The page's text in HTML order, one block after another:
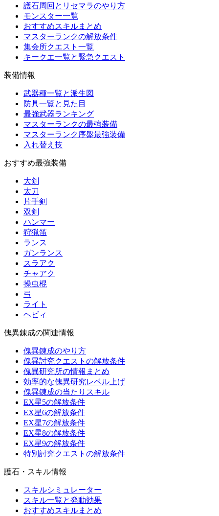
護石周回とリセマラのやり方
モンスター一覧
おすすめスキルまとめ
マスターランクの解放条件
集会所クエスト一覧
キークエ一覧と緊急クエスト
装備情報
武器種一覧と派生図
防具一覧と見た目
最強武器ランキング
マスターランクの最強装備
マスターランク序盤最強装備
入れ替え技
おすすめ最強装備
大剣
太刀
片手剣
双剣
ハンマー
狩猟笛
ランス
ガンランス
スラアク
チャアク
操虫棍
弓
ライト
ヘビィ
傀異錬成の関連情報
傀異錬成のやり方
傀異討究クエストの解放条件
傀異研究所の情報まとめ
効率的な傀異研究レベル上げ
傀異錬成の当たりスキル
EX星5の解放条件
EX星6の解放条件
EX星7の解放条件
EX星8の解放条件
EX星9の解放条件
特別討究クエストの解放条件
護石・スキル情報
スキルシミュレーター
スキル一覧と発動効果
おすすめスキルまとめ